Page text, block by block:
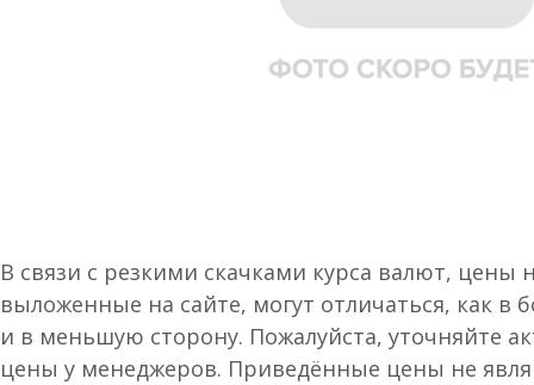
В связи с резкими скачками курса валют, цены
выложенные на сайте, могут отличаться, как в
и в меньшую сторону. Пожалуйста, уточняйте
цены у менеджеров. Приведённые цены не